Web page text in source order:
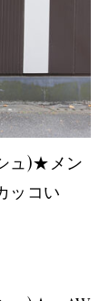
ュ)★メン
ッコい